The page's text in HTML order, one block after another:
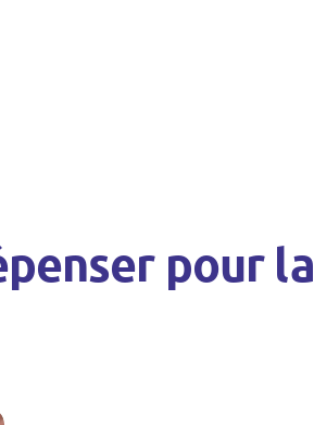
pour la